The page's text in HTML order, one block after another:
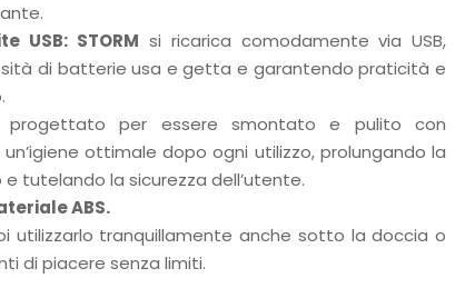
USB: STORM si ricarica comodamente via USB,
di batterie usa e getta e garantendo praticità e
per essere smontato e pulito con
ottimale dopo ogni utilizzo, prolungando la
tutelando la sicurezza dell’utente.
ABS.
utilizzarlo tranquillamente anche sotto la doccia o
di piacere senza limiti.